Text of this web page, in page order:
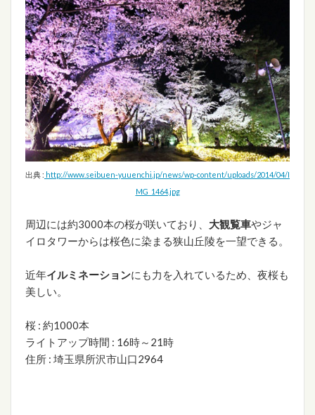
出典 : http://www.seibuen-yuuenchi.jp/news/wp-content/uploads/2014/04/I
MG_1464.jpg
周辺には約3000本の桜が咲いており、 大観覧車やジャ
イロタワーからは桜色に染まる狭山丘陵を一望できる。
近年イルミネーションにも力を入れているため、夜桜も
美しい。
桜 : 約1000本
ライトアップ時間 : 16時～21時
住所 : 埼玉県所沢市山口2964